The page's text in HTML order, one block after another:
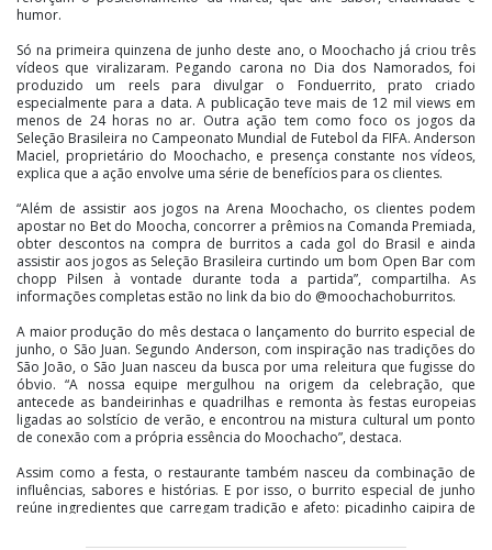
humor.
Só na primeira quinzena de junho deste ano, o Moochacho já criou três
vídeos que viralizaram. Pegando carona no Dia dos Namorados, foi
produzido um reels para divulgar o Fonduerrito, prato criado
especialmente para a data. A publicação teve mais de 12 mil views em
menos de 24 horas no ar. Outra ação tem como foco os jogos da
Seleção Brasileira no Campeonato Mundial de Futebol da FIFA. Anderson
Maciel, proprietário do Moochacho, e presença constante nos vídeos,
explica que a ação envolve uma série de benefícios para os clientes.
“Além de assistir aos jogos na Arena Moochacho, os clientes podem
apostar no Bet do Moocha, concorrer a prêmios na Comanda Premiada,
obter descontos na compra de burritos a cada gol do Brasil e ainda
assistir aos jogos as Seleção Brasileira curtindo um bom Open Bar com
chopp Pilsen à vontade durante toda a partida”, compartilha. As
informações completas estão no link da bio do @moochachoburritos.
A maior produção do mês destaca o lançamento do burrito especial de
junho, o São Juan. Segundo Anderson, com inspiração nas tradições do
São João, o São Juan nasceu da busca por uma releitura que fugisse do
óbvio. “A nossa equipe mergulhou na origem da celebração, que
antecede as bandeirinhas e quadrilhas e remonta às festas europeias
ligadas ao solstício de verão, e encontrou na mistura cultural um ponto
de conexão com a própria essência do Moochacho”, destaca.
Assim como a festa, o restaurante também nasceu da combinação de
influências, sabores e histórias. E por isso, o burrito especial de junho
reúne ingredientes que carregam tradição e afeto: picadinho caipira de
vegetariana feita com jaca), polenta frita com queijo gratinado, farofa de